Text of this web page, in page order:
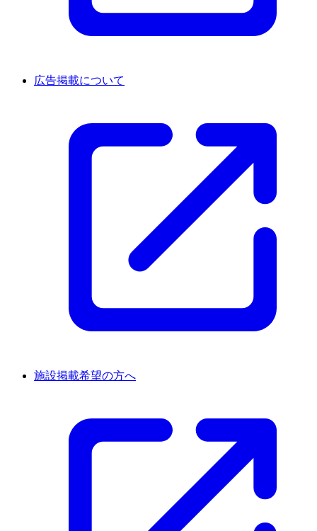
広告掲載について
施設掲載希望の方へ